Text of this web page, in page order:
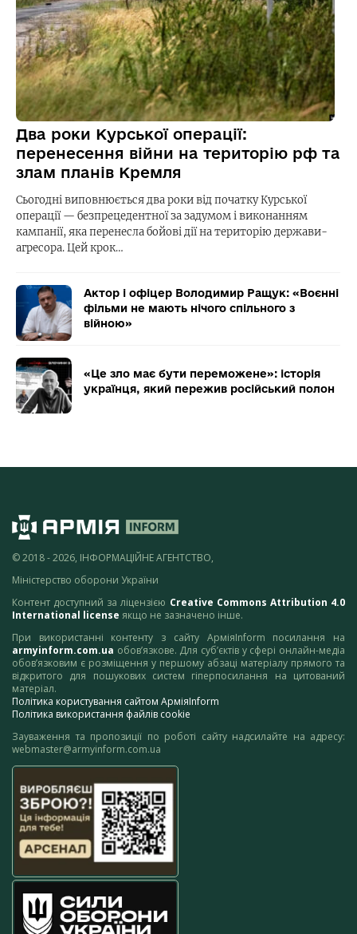
Два роки Курської операції:
перенесення війни на територію рф та
злам планів Кремля
Сьогодні виповнюється два роки від початку Курської
операції — безпрецедентної за задумом і виконанням
кампанії, яка перенесла бойові дії на територію держави-
агресора. Цей крок…
Актор і офіцер Володимир Ращук: «Воєнні
фільми не мають нічого спільного з
війною»
«Це зло має бути переможене»: історія
українця, який пережив російський полон
© 2018 - 2026, ІНФОРМАЦІЙНЕ АГЕНТСТВО,
Міністерство оборони України
Контент доступний за ліцензією Creative Commons Attribution 4.0
International license якщо не зазначено інше.
При використанні контенту з сайту АрміяInform посилання на
armyinform.com.ua обов’язкове. Для суб’єктів у сфері онлайн-медіа
обов’язковим є розміщення у першому абзаці матеріалу прямого та
відкритого для пошукових систем гіперпосилання на цитований
матеріал.
Політика користування сайтом АрміяInform
Політика використання файлів cookie
Зауваження та пропозиції по роботі сайту надсилайте на адресу:
webmaster@armyinform.com.ua